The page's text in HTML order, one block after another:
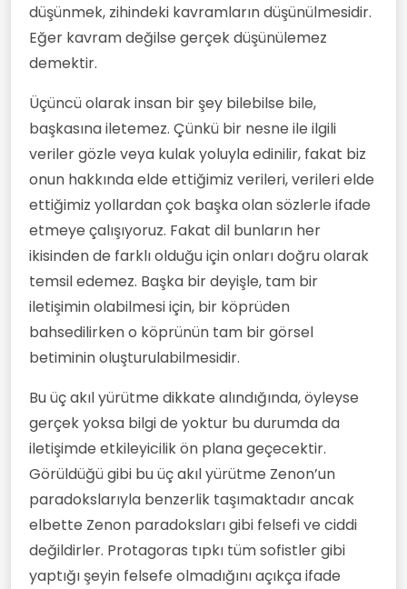
düşünmek, zihindeki kavramların düşünülmesidir.
Eğer kavram değilse gerçek düşünülemez
demektir.
Üçüncü olarak insan bir şey bilebilse bile,
başkasına iletemez. Çünkü bir nesne ile ilgili
veriler gözle veya kulak yoluyla edinilir, fakat biz
onun hakkında elde ettiğimiz verileri, verileri elde
ettiğimiz yollardan çok başka olan sözlerle ifade
etmeye çalışıyoruz. Fakat dil bunların her
ikisinden de farklı olduğu için onları doğru olarak
temsil edemez. Başka bir deyişle, tam bir
iletişimin olabilmesi için, bir köprüden
bahsedilirken o köprünün tam bir görsel
betiminin oluşturulabilmesidir.
Bu üç akıl yürütme dikkate alındığında, öyleyse
gerçek yoksa bilgi de yoktur bu durumda da
iletişimde etkileyicilik ön plana geçecektir.
Görüldüğü gibi bu üç akıl yürütme Zenon’un
paradokslarıyla benzerlik taşımaktadır ancak
elbette Zenon paradoksları gibi felsefi ve ciddi
değildirler. Protagoras tıpkı tüm sofistler gibi
yaptığı şeyin felsefe olmadığını açıkça ifade